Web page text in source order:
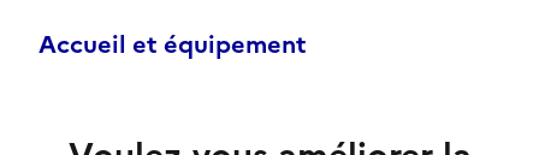
Accueil et équipement